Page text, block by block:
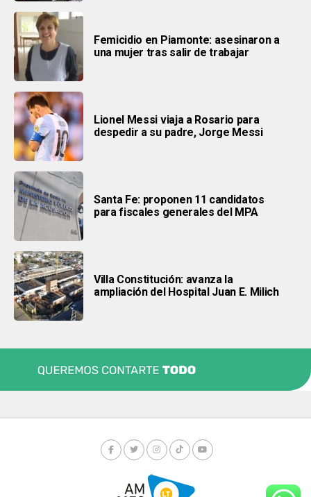
Femicidio en Piamonte: asesinaron a
una mujer tras salir de trabajar
Lionel Messi viaja a Rosario para
despedir a su padre, Jorge Messi
Santa Fe: proponen 11 candidatos
para fiscales generales del MPA
Villa Constitución: avanza la
ampliación del Hospital Juan E. Milich